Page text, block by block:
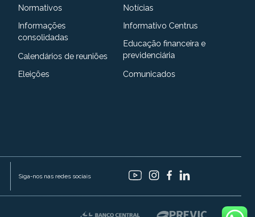
Normativos
Informações
consolidadas
Calendários de reuniões
Eleições
Notícias
Informativo Centrus
Educação financeira e
previdenciária
Comunicados
Siga-nos nas redes sociais